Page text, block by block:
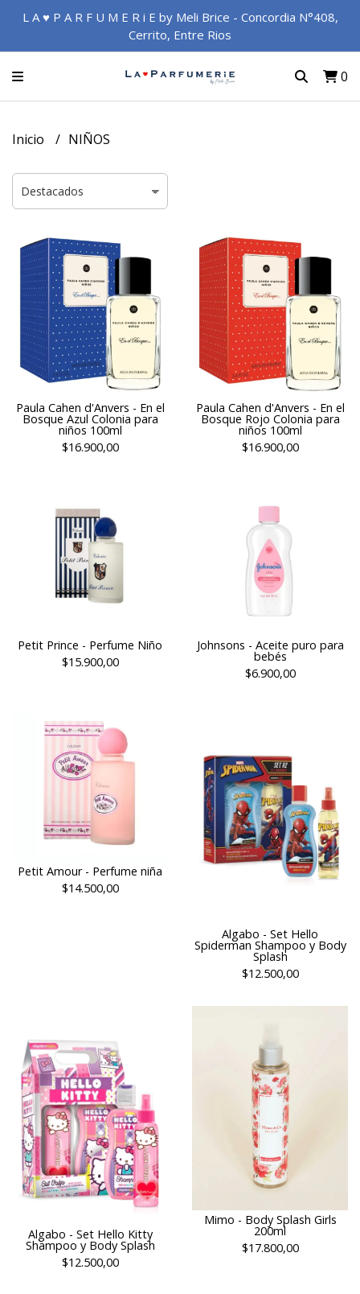
L A ♥ P A R F U M E R i E by Meli Brice - Concordia N°408,
Cerrito, Entre Rios
0
Inicio NIÑOS
Paula Cahen d'Anvers - En el
Bosque Azul Colonia para
niños 100ml
$16.900,00
Paula Cahen d'Anvers - En el
Bosque Rojo Colonia para
niños 100ml
$16.900,00
Petit Prince - Perfume Niño
$15.900,00
Johnsons - Aceite puro para
bebés
$6.900,00
Petit Amour - Perfume niña
$14.500,00
Algabo - Set Hello
Spiderman Shampoo y Body
Splash
$12.500,00
Algabo - Set Hello Kitty
Shampoo y Body Splash
$12.500,00
Mimo - Body Splash Girls
200ml
$17.800,00